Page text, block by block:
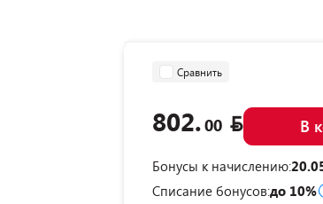
Сравнить
802.00 В
Бонусы к начислению:
Списание бонусов:до 10%